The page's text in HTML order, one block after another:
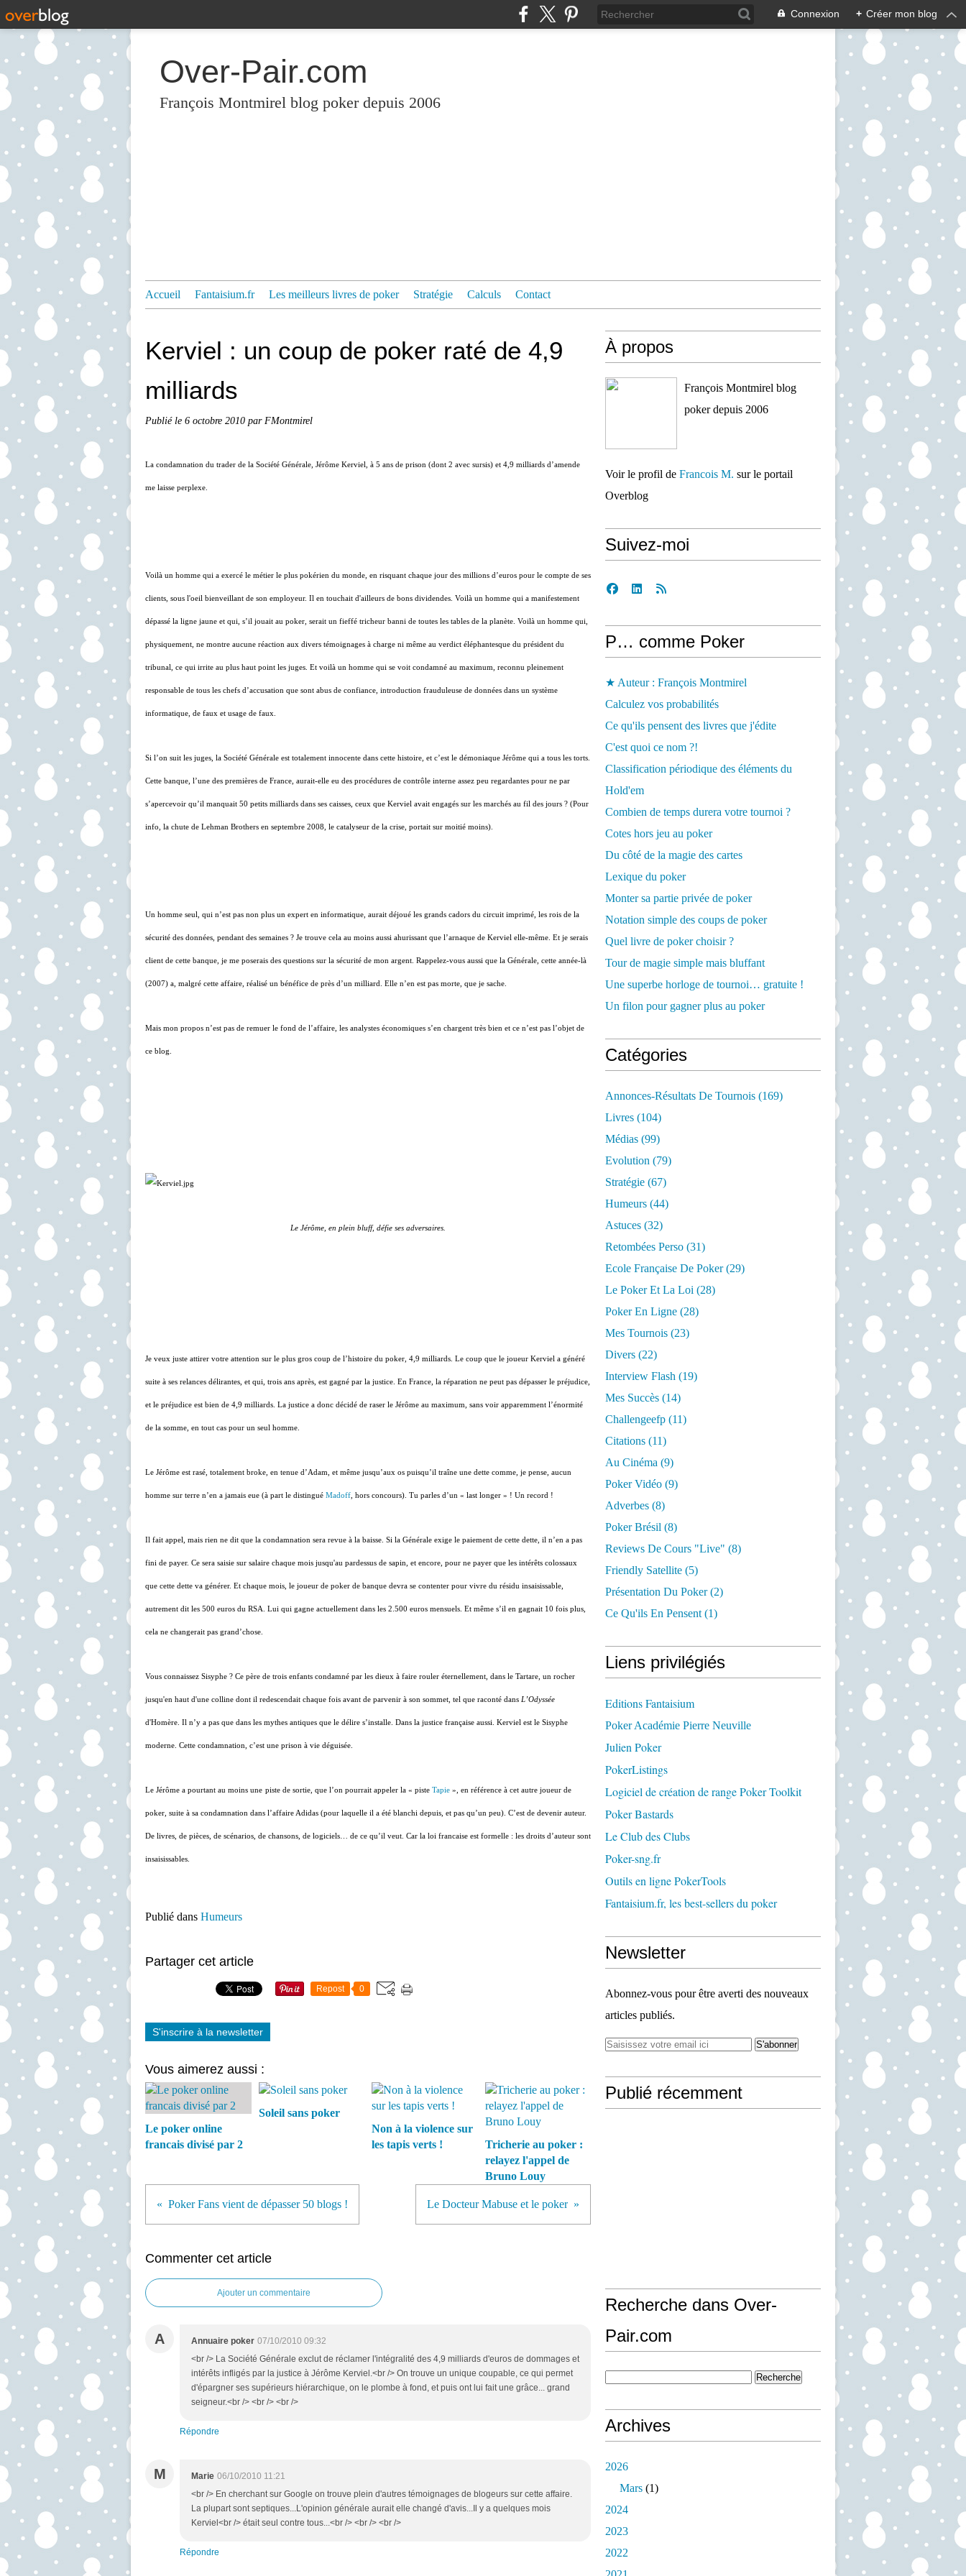
Connexion + Créer mon blog
Over-Pair.com
François Montmirel blog poker depuis 2006
Accueil Fantaisium.fr Les meilleurs livres de poker Stratégie Calculs Contact
Kerviel : un coup de poker raté de 4,9
milliards
Publié le 6 octobre 2010 par FMontmirel
La condamnation du trader de la Société Générale, Jérôme Kerviel, à 5 ans de prison (dont 2 avec sursis) et 4,9 milliards d’amende
me laisse perplexe.
Voilà un homme qui a exercé le métier le plus pokérien du monde, en risquant chaque jour des millions d’euros pour le compte de ses
clients, sous l'oeil bienveillant de son employeur. Il en touchait d'ailleurs de bons dividendes. Voilà un homme qui a manifestement
dépassé la ligne jaune et qui, s’il jouait au poker, serait un fieffé tricheur banni de toutes les tables de la planète. Voilà un homme qui,
physiquement, ne montre aucune réaction aux divers témoignages à charge ni même au verdict éléphantesque du président du
tribunal, ce qui irrite au plus haut point les juges. Et voilà un homme qui se voit condamné au maximum, reconnu pleinement
responsable de tous les chefs d’accusation que sont abus de confiance, introduction frauduleuse de données dans un système
informatique, de faux et usage de faux.
Si l’on suit les juges, la Société Générale est totalement innocente dans cette histoire, et c’est le démoniaque Jérôme qui a tous les torts.
Cette banque, l’une des premières de France, aurait-elle eu des procédures de contrôle interne assez peu regardantes pour ne par
s’apercevoir qu’il manquait 50 petits milliards dans ses caisses, ceux que Kerviel avait engagés sur les marchés au fil des jours ? (Pour
info, la chute de Lehman Brothers en septembre 2008, le catalyseur de la crise, portait sur moitié moins).
Un homme seul, qui n’est pas non plus un expert en informatique, aurait déjoué les grands cadors du circuit imprimé, les rois de la
sécurité des données, pendant des semaines ? Je trouve cela au moins aussi ahurissant que l’arnaque de Kerviel elle-même. Et je serais
client de cette banque, je me poserais des questions sur la sécurité de mon argent. Rappelez-vous aussi que la Générale, cette année-là
(2007) a, malgré cette affaire, réalisé un bénéfice de près d’un milliard. Elle n’en est pas morte, que je sache.
Mais mon propos n’est pas de remuer le fond de l’affaire, les analystes économiques s’en chargent très bien et ce n’est pas l’objet de
ce blog.
Le Jérôme, en plein bluff, défie ses adversaires.
Je veux juste attirer votre attention sur le plus gros coup de l’histoire du poker, 4,9 milliards. Le coup que le joueur Kerviel a généré
suite à ses relances délirantes, et qui, trois ans après, est gagné par la justice. En France, la réparation ne peut pas dépasser le préjudice,
et le préjudice est bien de 4,9 milliards. La justice a donc décidé de raser le Jérôme au maximum, sans voir apparemment l’énormité
de la somme, en tout cas pour un seul homme.
Le Jérôme est rasé, totalement broke, en tenue d’Adam, et même jusqu’aux os puisqu’il traîne une dette comme, je pense, aucun
homme sur terre n’en a jamais eue (à part le distingué Madoff , hors concours). Tu parles d’un « last longer » ! Un record !
Il fait appel, mais rien ne dit que la condamnation sera revue à la baisse. Si la Générale exige le paiement de cette dette, il n’en a pas
fini de payer. Ce sera saisie sur salaire chaque mois jusqu'au pardessus de sapin, et encore, pour ne payer que les intérêts colossaux
que cette dette va générer. Et chaque mois, le joueur de poker de banque devra se contenter pour vivre du résidu insaisissable,
autrement dit les 500 euros du RSA. Lui qui gagne actuellement dans les 2.500 euros mensuels. Et même s’il en gagnait 10 fois plus,
cela ne changerait pas grand’chose.
Vous connaissez Sisyphe ? Ce père de trois enfants condamné par les dieux à faire rouler éternellement, dans le Tartare, un rocher
jusqu'en haut d'une colline dont il redescendait chaque fois avant de parvenir à son sommet, tel que raconté dans L’Odyssée
d'Homère. Il n’y a pas que dans les mythes antiques que le délire s’installe. Dans la justice française aussi. Kerviel est le Sisyphe
moderne. Cette condamnation, c’est une prison à vie déguisée.
Le Jérôme a pourtant au moins une piste de sortie , que l’on pourrait appeler la « piste Tapie », en référence à cet autre joueur de
poker, suite à sa condamnation dans l’affaire Adidas (pour laquelle il a été blanchi depuis, et pas qu’un peu). C’est de devenir auteur.
De livres, de pièces, de scénarios, de chansons, de logiciels… de ce qu’il veut. Car la loi francaise est formelle : les droits d’auteur sont
insaisissables.
Publié dans Humeurs
Partager cet article
Repost 0
S'inscrire à la newsletter
Vous aimerez aussi :
Le poker online
francais divisé par 2
Soleil sans poker
Non à la violence sur
les tapis verts !
Tricherie au poker :
relayez l'appel de
Bruno Louy
Poker Fans vient de dépasser 50 blogs ! Le Docteur Mabuse et le poker
Commenter cet article
Ajouter un commentaire
A Annuaire poker 07/10/2010 09:32
<br /> La Société Générale exclut de réclamer l'intégralité des 4,9 milliards d'euros de dommages et
intérêts infligés par la justice à Jérôme Kerviel.<br /> On trouve un unique coupable, ce qui permet
d'épargner ses supérieurs hiérarchique, on le plombe à fond, et puis ont lui fait une grâce... grand
seigneur.<br /> <br /> <br />
Répondre
M Marie 06/10/2010 11:21
<br /> En cherchant sur Google on trouve plein d'autres témoignages de blogeurs sur cette affaire.
La plupart sont septiques...L'opinion générale aurait elle changé d'avis...Il y a quelques mois
Kerviel<br /> était seul contre tous...<br /> <br /> <br />
Répondre
À propos
François Montmirel blog
poker depuis 2006
Voir le profil de Francois M. sur le portail
Overblog
Suivez-moi
P… comme Poker
★ Auteur : François Montmirel
Calculez vos probabilités
Ce qu'ils pensent des livres que j'édite
C'est quoi ce nom ?!
Classification périodique des éléments du
Hold'em
Combien de temps durera votre tournoi ?
Cotes hors jeu au poker
Du côté de la magie des cartes
Lexique du poker
Monter sa partie privée de poker
Notation simple des coups de poker
Quel livre de poker choisir ?
Tour de magie simple mais bluffant
Une superbe horloge de tournoi… gratuite !
Un filon pour gagner plus au poker
Catégories
Annonces-Résultats De Tournois (169)
Livres (104)
Médias (99)
Evolution (79)
Stratégie (67)
Humeurs (44)
Astuces (32)
Retombées Perso (31)
Ecole Française De Poker(29)
Le Poker Et La Loi (28)
Poker En Ligne (28)
Mes Tournois (23)
Divers (22)
Interview Flash (19)
Mes Succès (14)
Challengeefp (11)
Citations (11)
Au Cinéma (9)
Poker Vidéo (9)
Adverbes (8)
Poker Brésil (8)
Reviews De Cours "live" (8)
Friendly Satellite (5)
Présentation Du Poker(2)
Ce Qu'ils En Pensent (1)
Liens privilégiés
Editions Fantaisium
Poker Académie Pierre Neuville
Julien Poker
PokerListings
Logiciel de création de range Poker Toolkit
Poker Bastards
Le Club des Clubs
Poker-sng.fr
Outils en ligne PokerTools
Fantaisium.fr, les best-sellers du poker
Newsletter
Abonnez-vous pour être averti des nouveaux
articles publiés.
Publié récemment
Recherche dans Over-
Pair.com
Archives
2026
Mars (1)
2024
2023
2022